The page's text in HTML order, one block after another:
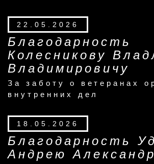
22.05.2026
Благодарность
Колесникову
Владимировичу
За заботу о ветеранах
внутренних дел
18.05.2026
Благодарность
Андрею